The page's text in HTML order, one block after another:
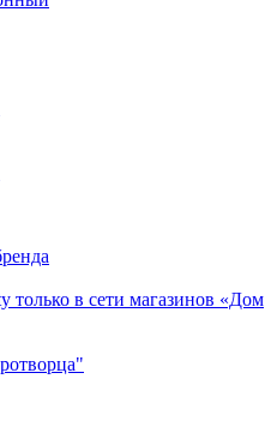
только в сети магазинов «Дом